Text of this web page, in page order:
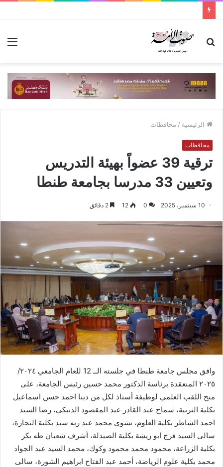
بحث
الرئيسية / محافظات
محافظات
ترقية 39 عضواً بهيئة التدريس
وتعيين 33 مدرسا بجامعة طنطا
10 سبتمبر، 2025 0
12
وافق مجلس جامعة طنطا في جلسته الــ 12 للعام الجامعي ٢٠٢٤/
٢٠٢٥ المنعقدة برئاسة الدكتور محمد حسين رئيس الجامعة، على
منح اللقب العلمي لوظيفة أستاذ لكل من دينا احمد حسن اسماعيل
بكلية التربية، سماح عبد القادر عبد المقصود الدبيكي، رضا السيد
احمد الشاطر بكلية العلوم، نشوى محمد عبد ربه سيد بكلية التجارة،
سالى السيد فرج ابو ريشة بكلية الصيدلة، أشرف شعبان طه بكر
بكلية الزراعة، محمود محمد محمود وكوك، محمد السيد عبد الجواد
محمد بكلية علوم الرياضة، أحمد عبد الفتاح ابراهيم الشورة، سالى